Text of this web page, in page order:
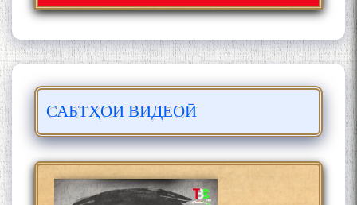
САБТҲОИ ВИДЕОӢ
ЛОҲУТӢ - ФИЛМИ
МУСТАНАД